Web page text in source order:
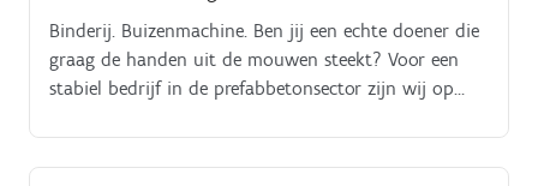
via westkust@absolutejobs.be
Binderij. Buizenmachine. Ben jij een echte doener die
graag de handen uit de mouwen steekt? Voor een
stabiel bedrijf in de prefabbetonsector zijn wij op